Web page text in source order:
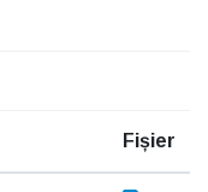
Fișier